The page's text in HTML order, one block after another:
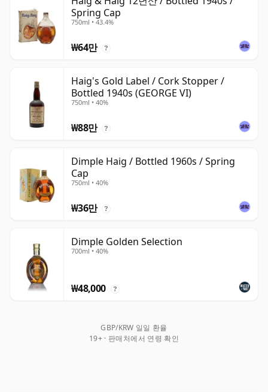
Spring Cap
750ml • 43.4%
₩64만 ?
Haig's Gold Label / Cork Stopper /
Bottled 1940s (GEORGE VI)
750ml • 40%
₩88만 ?
Dimple Haig / Bottled 1960s / Spring
Cap
750ml • 40%
₩36만 ?
Dimple Golden Selection
700ml • 40%
₩48,000 ?
GBP/KRW 일일 환율
19+ · 판매처에서 연령 확인